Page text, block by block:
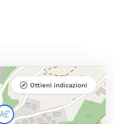
Ottieni indicazioni